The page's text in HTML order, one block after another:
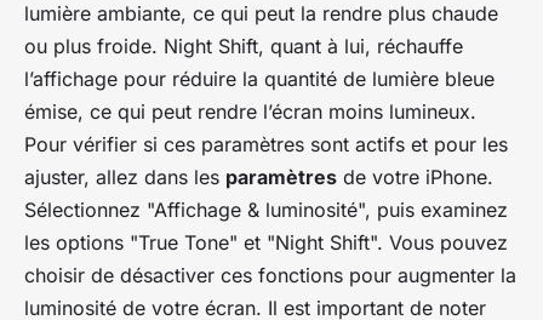
lumière ambiante, ce qui peut la rendre plus chaude
ou plus froide. Night Shift, quant à lui, réchauffe
l’affichage pour réduire la quantité de lumière bleue
émise, ce qui peut rendre l’écran moins lumineux.
Pour vérifier si ces paramètres sont actifs et pour les
ajuster, allez dans les paramètres de votre iPhone.
Sélectionnez "Affichage & luminosité", puis examinez
les options "True Tone" et "Night Shift". Vous pouvez
choisir de désactiver ces fonctions pour augmenter la
luminosité de votre écran. Il est important de noter